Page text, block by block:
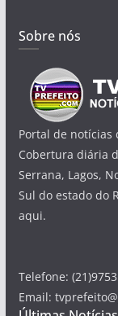
Sobre nós
Portal de notícias
Cobertura diária
Serrana, Lagos,
Sul do estado do
aqui.
Telefone:
Email: